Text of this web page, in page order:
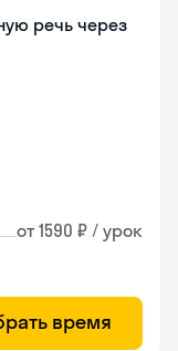
речь через
от 1590 ₽ / урок
время